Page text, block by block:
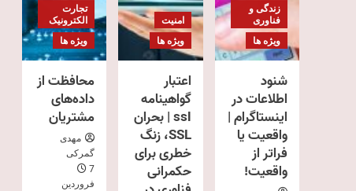
زندگی و
فناوری
ویژه ها
شنود
اطلاعات در
اینستاگرام |
واقعیت یا
فراتر از
واقعیت!
امنیت
ویژه ها
اعتبار
گواهینامه
ssl | بحران
SSL، زنگ
خطری برای
حکمرانی
تجارت
الکترونیک
ویژه ها
محافظت از
داده‌های
مشتریان
مهدی
گمرکی
7
فروردین